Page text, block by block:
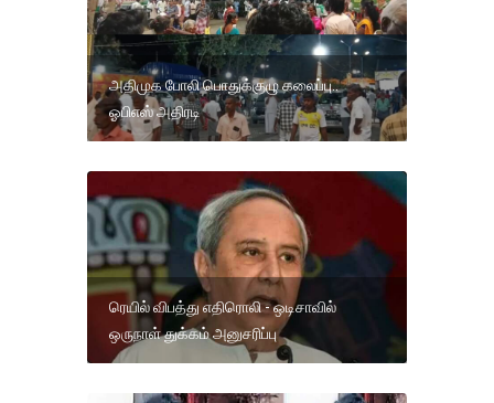
அதிமுக போலி பொதுக்குழு கலைப்பு..
ஓபிஎஸ் அதிரடி
ரெயில் விபத்து எதிரொலி - ஒடிசாவில்
ஒருநாள் துக்கம் அனுசரிப்பு